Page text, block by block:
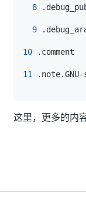
8
9
10 .comment
11
这里，更多的内